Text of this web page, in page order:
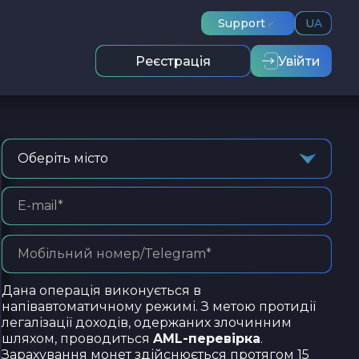
Support UA
Реєстрація Увійти
Оберіть місто
Дана операція виконується в
напівавтоматичному режимі. З метою протидії
легалізації доходів, одержаних злочинним
шляхом, проводиться AML-перевірка.
Зарахування монет здійснюється протягом 15